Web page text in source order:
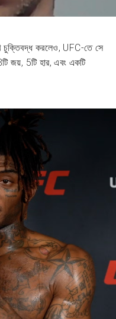
করলেও, UFC-তে সে
জয়, 5টি হার, এবং একটি